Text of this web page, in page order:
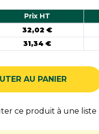
Prix HT
32,02 €
31,34 €
AU PANIER
ce produit à une liste